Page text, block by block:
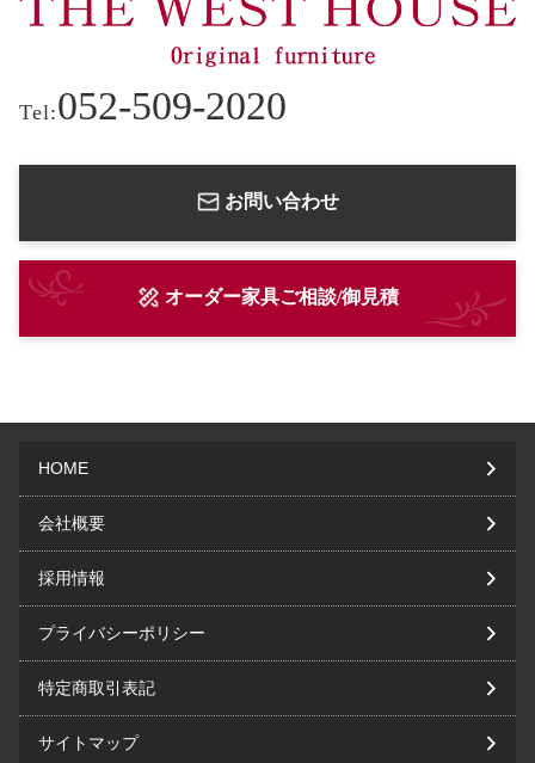
Tel:052-509-2020
お問い合わせ
オーダー家具ご相談/御見積
HOME
会社概要
採用情報
プライバシーポリシー
特定商取引表記
サイトマップ